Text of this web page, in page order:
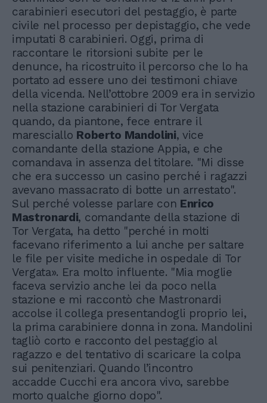
carabinieri esecutori del pestaggio, è parte
civile nel processo per depistaggio, che vede
imputati 8 carabinieri. Oggi, prima di
raccontare le ritorsioni subite per le
denunce, ha ricostruito il percorso che lo ha
portato ad essere uno dei testimoni chiave
della vicenda. Nell’ottobre 2009 era in servizio
nella stazione carabinieri di Tor Vergata
quando, da piantone, fece entrare il
maresciallo Roberto Mandolini, vice
comandante della stazione Appia, e che
comandava in assenza del titolare. "Mi disse
che era successo un casino perché i ragazzi
avevano massacrato di botte un arrestato".
Sul perché volesse parlare con Enrico
Mastronardi, comandante della stazione di
Tor Vergata, ha detto "perché in molti
facevano riferimento a lui anche per saltare
le file per visite mediche in ospedale di Tor
Vergata». Era molto influente. "Mia moglie
faceva servizio anche lei da poco nella
stazione e mi raccontò che Mastronardi
accolse il collega presentandogli proprio lei,
la prima carabiniere donna in zona. Mandolini
tagliò corto e racconto del pestaggio al
ragazzo e del tentativo di scaricare la colpa
sui penitenziari. Quando l’incontro
accadde Cucchi era ancora vivo, sarebbe
morto qualche giorno dopo".